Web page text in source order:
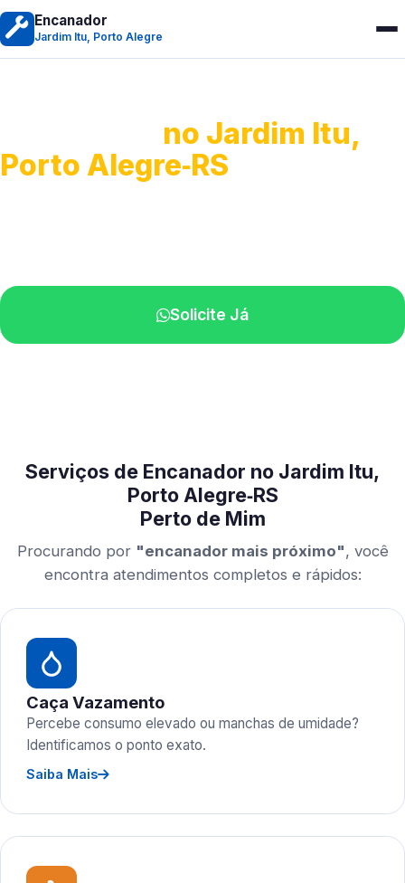
Encanador
Jardim Itu, Porto Alegre
no Jardim Itu,
Porto Alegre‑RS
Solicite Já
Serviços de Encanador no Jardim Itu,
Porto Alegre‑RS
Perto de Mim
Procurando por "encanador mais próximo", você
encontra atendimentos completos e rápidos:
Caça Vazamento
Percebe consumo elevado ou manchas de umidade?
Identificamos o ponto exato.
Saiba Mais